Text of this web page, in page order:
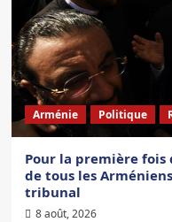
Arménie Politique
Pour la première fois
de tous les
tribunal
8 août, 2026